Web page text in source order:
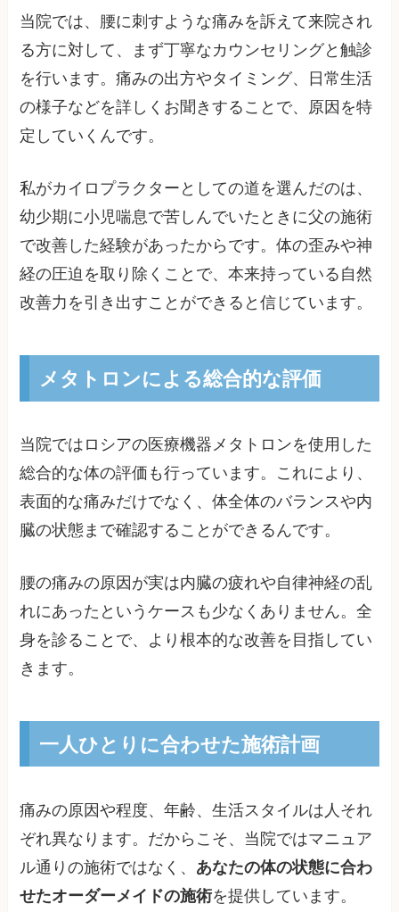
当院では、腰に刺すような痛みを訴えて来院され
る方に対して、まず丁寧なカウンセリングと触診
を行います。痛みの出方やタイミング、日常生活
の様子などを詳しくお聞きすることで、原因を特
定していくんです。
私がカイロプラクターとしての道を選んだのは、
幼少期に小児喘息で苦しんでいたときに父の施術
で改善した経験があったからです。体の歪みや神
経の圧迫を取り除くことで、本来持っている自然
改善力を引き出すことができると信じています。
メタトロンによる総合的な評価
当院ではロシアの医療機器メタトロンを使用した
総合的な体の評価も行っています。これにより、
表面的な痛みだけでなく、体全体のバランスや内
臓の状態まで確認することができるんです。
腰の痛みの原因が実は内臓の疲れや自律神経の乱
れにあったというケースも少なくありません。全
身を診ることで、より根本的な改善を目指してい
きます。
一人ひとりに合わせた施術計画
痛みの原因や程度、年齢、生活スタイルは人それ
ぞれ異なります。だからこそ、当院ではマニュア
ル通りの施術ではなく、 あなたの体の状態に合わ
せたオーダーメイドの施術を提供しています。